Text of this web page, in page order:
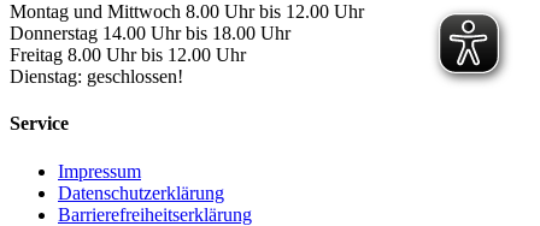
Montag und Mittwoch 8.00 Uhr bis 12.00 Uhr
Donnerstag 14.00 Uhr bis 18.00 Uhr
Freitag 8.00 Uhr bis 12.00 Uhr
Dienstag: geschlossen!
Service
Impressum
Datenschutzerklärung
Barrierefreiheitserklärung